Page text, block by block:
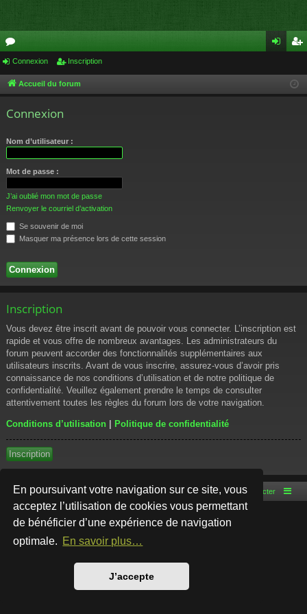
En poursuivant votre navigation sur ce site, vous
acceptez l’utilisation de cookies vous permettant
de bénéficier d’une expérience de navigation
optimale. En savoir plus…
J’accepte
or
u cri
Connexion Inscription
Accueil du forum
Connexion
Nom d’utilisateur :
Mot de passe :
J’ai oublié mon mot de passe
Renvoyer le courriel d’activation
Se souvenir de moi
Masquer ma présence lors de cette session
Inscription
Vous devez être inscrit avant de pouvoir vous connecter. L’inscription est
rapide et vous offre de nombreux avantages. Les administrateurs du
forum peuvent accorder des fonctionnalités supplémentaires aux
utilisateurs inscrits. Avant de vous inscrire, assurez-vous d’avoir pris
connaissance de nos conditions d’utilisation et de notre politique de
confidentialité. Veuillez également prendre le temps de consulter
attentivement toutes les règles du forum lors de votre navigation.
Conditions d’utilisation | Politique de confidentialité
Inscription
Accueil du forum Nous contacter
Développé parphpBB® Forum Software © phpBB Limited
Style par
Traduction française officielle